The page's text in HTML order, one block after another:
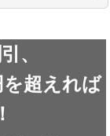
、
超えれば